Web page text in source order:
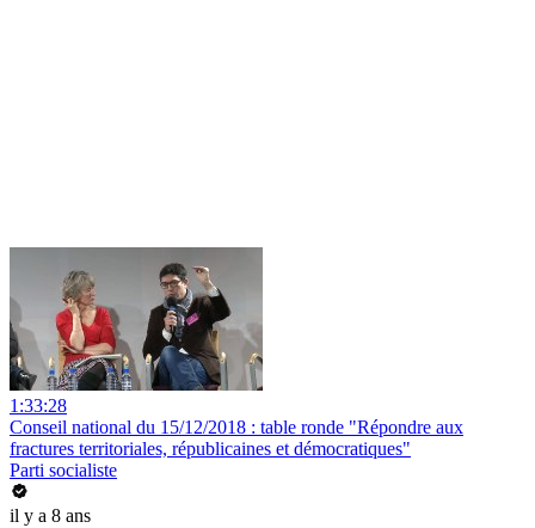
1:33:28
Conseil national du 15/12/2018 : table ronde "Répondre aux
fractures territoriales, républicaines et démocratiques"
Parti socialiste
il y a 8 ans